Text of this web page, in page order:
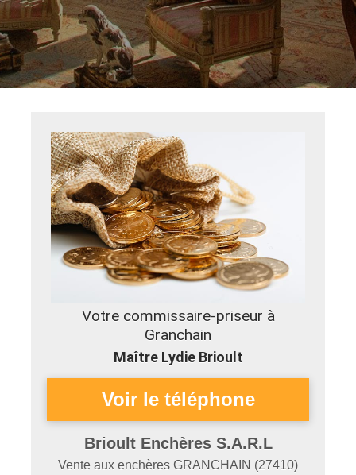
Votre commissaire-priseur à
Granchain
Maître Lydie Brioult
Brioult Enchères S.A.R.L
Vente aux enchères GRANCHAIN (27410)